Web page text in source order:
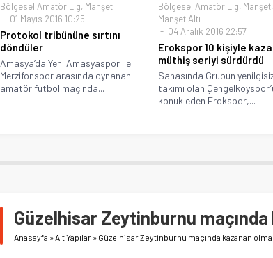
Bölgesel Amatör Lig, Manşet
01 Mayıs 2016 10:25
Protokol tribününe sırtını
döndüler
Amasya’da Yeni Amasyaspor ile
Merzifonspor arasında oynanan
amatör futbol maçında...
Bölgesel Amatör Lig, Manşet,
Manşet Altı
04 Aralık 2016 22:57
Erokspor 10 kişiyle
müthiş seriyi sürdürdü
Sahasında Grubun
takımı olan
konuk eden Erokspor,...
Güzelhisar Zeytinburnu maçında
Anasayfa »Alt Yapılar » Güzelhisar Zeytinburnu maçında kazanan